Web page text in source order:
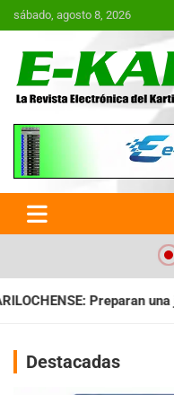
Saltar
al
sábado, agosto 8, 2026
E-
Electrónica
Argentina
a puro espectáculo
Destacadas